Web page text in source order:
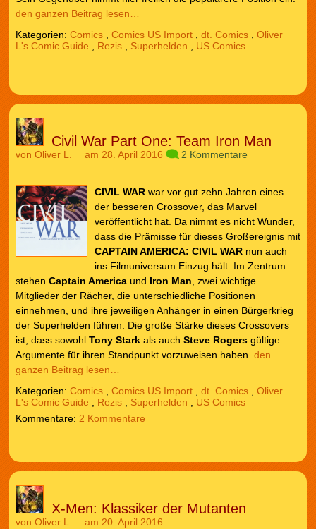
den ganzen Beitrag lesen…
Kategorien: Comics, Comics US Import, dt. Comics, Oliver
L's Comic Guide
Rezis, Superhelden US Comics
Civil War Part One: Team Iron Man
von Oliver L. am 28. April 2016 2 Kommentare
CIVIL WARwar vor gut zehn Jahren eines
der besseren Crossover, das Marvel
veröffentlicht hat. Da nimmt es nicht Wunder,
dass die Prämisse für dieses Großereignis mit
CAPTAIN AMERICA: CIVIL WARnun auch
ins Filmuniversum Einzug hält. Im Zentrum
stehen Captain Americaund Iron Man , zwei wichtige
Mitglieder der Rächer, die unterschiedliche Positionen
einnehmen, und ihre jeweiligen Anhänger in einen Bürgerkrieg
der Superhelden führen. Die große Stärke dieses Crossovers
ist, dass sowohl Tony Starkals auch Steve Rogersgültige
Argumente für ihren Standpunkt vorzuweisen haben. den
ganzen Beitrag lesen…
Kategorien: Comics, Comics US Import, dt. Comics, Oliver
L's Comic Guide , Rezis, Superhelden , US Comics
2 Kommentare
X-Men: Klassiker der Mutanten
von Oliver L. am 20. April 2016